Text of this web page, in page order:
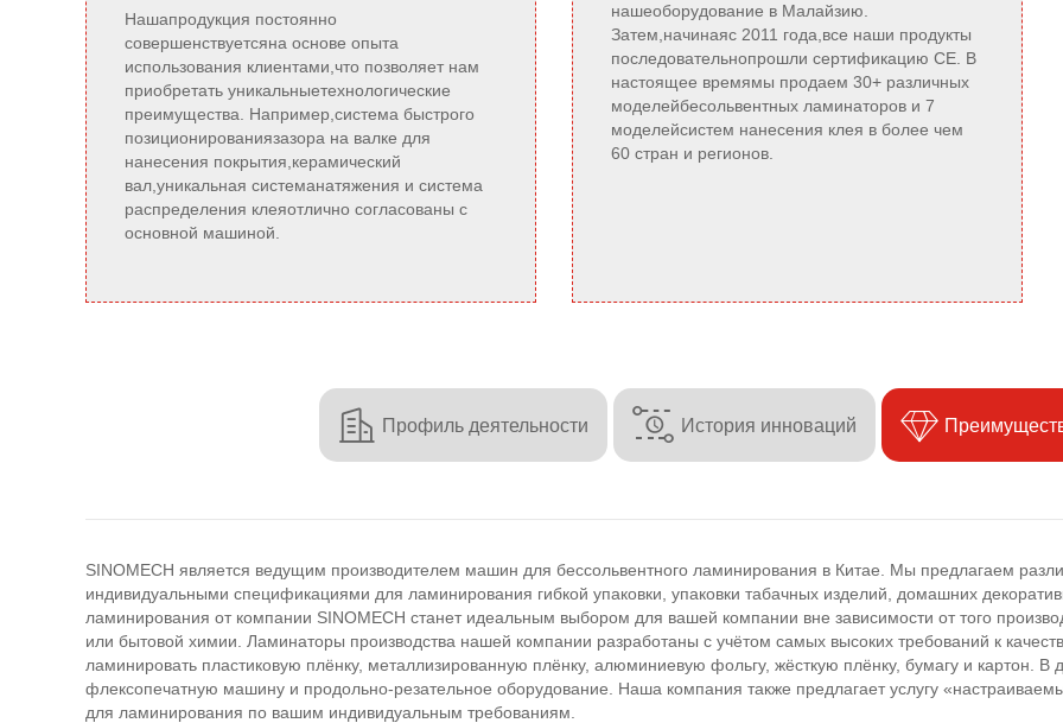
Нашапродукция постоянно
совершенствуетсяна основе опыта
использования клиентами,что позволяет нам
приобретать уникальныетехнологические
преимущества. Например,система быстрого
позиционированиязазора на валке для
нанесения покрытия,керамический
вал,уникальная системанатяжения и система
распределения клеяотлично согласованы с
основной машиной.
нашеоборудование в Малайзию.
Затем,начинаяс 2011 года,все наши продукты
последовательнопрошли сертификацию CE. В
настоящее времямы продаем 30+ различных
моделейбесольвентных ламинаторов и 7
моделейсистем нанесения клея в более чем
60 стран и регионов.
 Профиль деятельности  История инноваций 
SINOMECH является ведущим производителем машин для бессольвентного ламинирования в Китае. Мы предлагаем
индивидуальными спецификациями для ламинирования гибкой упаковки, упаковки табачных изделий, домашних
ламинирования от компании SINOMECH станет идеальным выбором для вашей компании вне зависимости от того
или бытовой химии. Ламинаторы производства нашей компании разработаны с учётом самых высоких требований к
ламинировать пластиковую плёнку, металлизированную плёнку, алюминиевую фольгу, жёсткую плёнку, бумагу и картон.
флексопечатную машину и продольно-резательное оборудование. Наша компания также предлагает услугу
для ламинирования по вашим индивидуальным требованиям.